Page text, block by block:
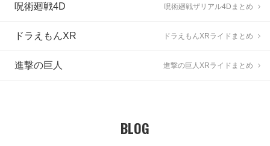
呪術廻戦4D 呪術廻戦ザリアル4Dまとめ
ドラえもんXR ドラえもんXRライドまとめ
進撃の巨人 進撃の巨人XRライドまとめ
BLOG